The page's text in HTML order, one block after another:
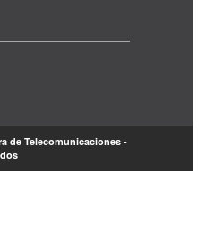
de Telecomunicaciones -